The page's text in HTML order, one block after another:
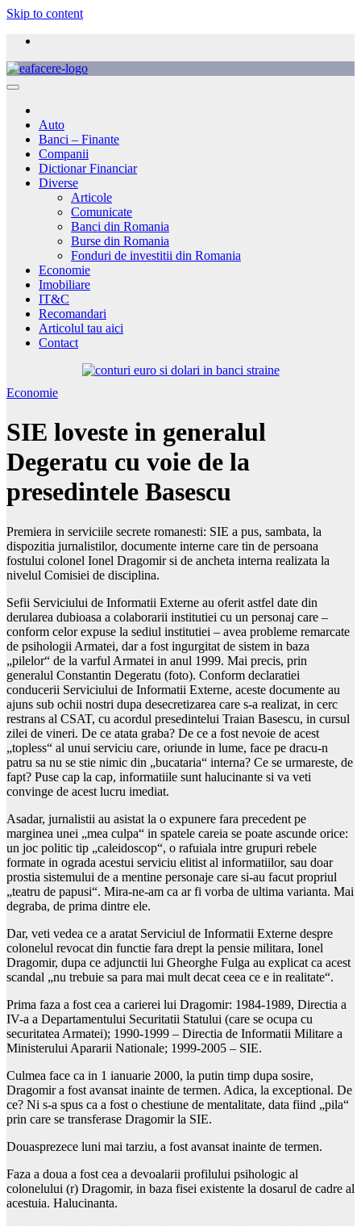
Skip to content
Auto
Banci – Finante
Companii
Dictionar Financiar
Diverse
Articole
Comunicate
Banci din Romania
Burse din Romania
Fonduri de investitii din Romania
Economie
Imobiliare
IT&C
Recomandari
Articolul tau aici
Contact
Economie
SIE loveste in generalul
Degeratu cu voie de la
presedintele Basescu
Premiera in serviciile secrete romanesti: SIE a pus, sambata, la
dispozitia jurnalistilor, documente interne care tin de persoana
fostului colonel Ionel Dragomir si de ancheta interna realizata la
nivelul Comisiei de disciplina.
Sefii Serviciului de Informatii Externe au oferit astfel date din
derularea dubioasa a colaborarii institutiei cu un personaj care –
conform celor expuse la sediul institutiei – avea probleme remarcate
de psihologii Armatei, dar a fost ingurgitat de sistem in baza
„pilelor“ de la varful Armatei in anul 1999. Mai precis, prin
generalul Constantin Degeratu (foto). Conform declaratiei
conducerii Serviciului de Informatii Externe, aceste documente au
ajuns sub ochii nostri dupa desecretizarea care s-a realizat, in cerc
restrans al CSAT, cu acordul presedintelui Traian Basescu, in cursul
zilei de vineri. De ce atata graba? De ce a fost nevoie de acest
„topless“ al unui serviciu care, oriunde in lume, face pe dracu-n
patru sa nu se stie nimic din „bucataria“ interna? Ce se urmareste, de
fapt? Puse cap la cap, informatiile sunt halucinante si va veti
convinge de acest lucru imediat.
Asadar, jurnalistii au asistat la o expunere fara precedent pe
marginea unei „mea culpa“ in spatele careia se poate ascunde orice:
un joc politic tip „caleidoscop“, o rafuiala intre grupuri rebele
formate in ograda acestui serviciu elitist al informatiilor, sau doar
prostia sistemului de a mentine personaje care si-au facut propriul
„teatru de papusi“. Mira-ne-am ca ar fi vorba de ultima varianta. Mai
degraba, de prima dintre ele.
Dar, veti vedea ce a aratat Serviciul de Informatii Externe despre
colonelul revocat din functie fara drept la pensie militara, Ionel
Dragomir, dupa ce adjunctii lui Gheorghe Fulga au explicat ca acest
scandal „nu trebuie sa para mai mult decat ceea ce e in realitate“.
Prima faza a fost cea a carierei lui Dragomir: 1984-1989, Directia a
IV-a a Departamentului Securitatii Statului (care se ocupa cu
securitatea Armatei); 1990-1999 – Directia de Informatii Militare a
Ministerului Apararii Nationale; 1999-2005 – SIE.
Culmea face ca in 1 ianuarie 2000, la putin timp dupa sosire,
Dragomir a fost avansat inainte de termen. Adica, la exceptional. De
ce? Ni s-a spus ca a fost o chestiune de mentalitate, data fiind „pila“
prin care se transferase Dragomir la SIE.
Douasprezece luni mai tarziu, a fost avansat inainte de termen.
Faza a doua a fost cea a devoalarii profilului psihologic al
colonelului (r) Dragomir, in baza fisei existente la dosarul de cadre al
acestuia. Halucinanta.